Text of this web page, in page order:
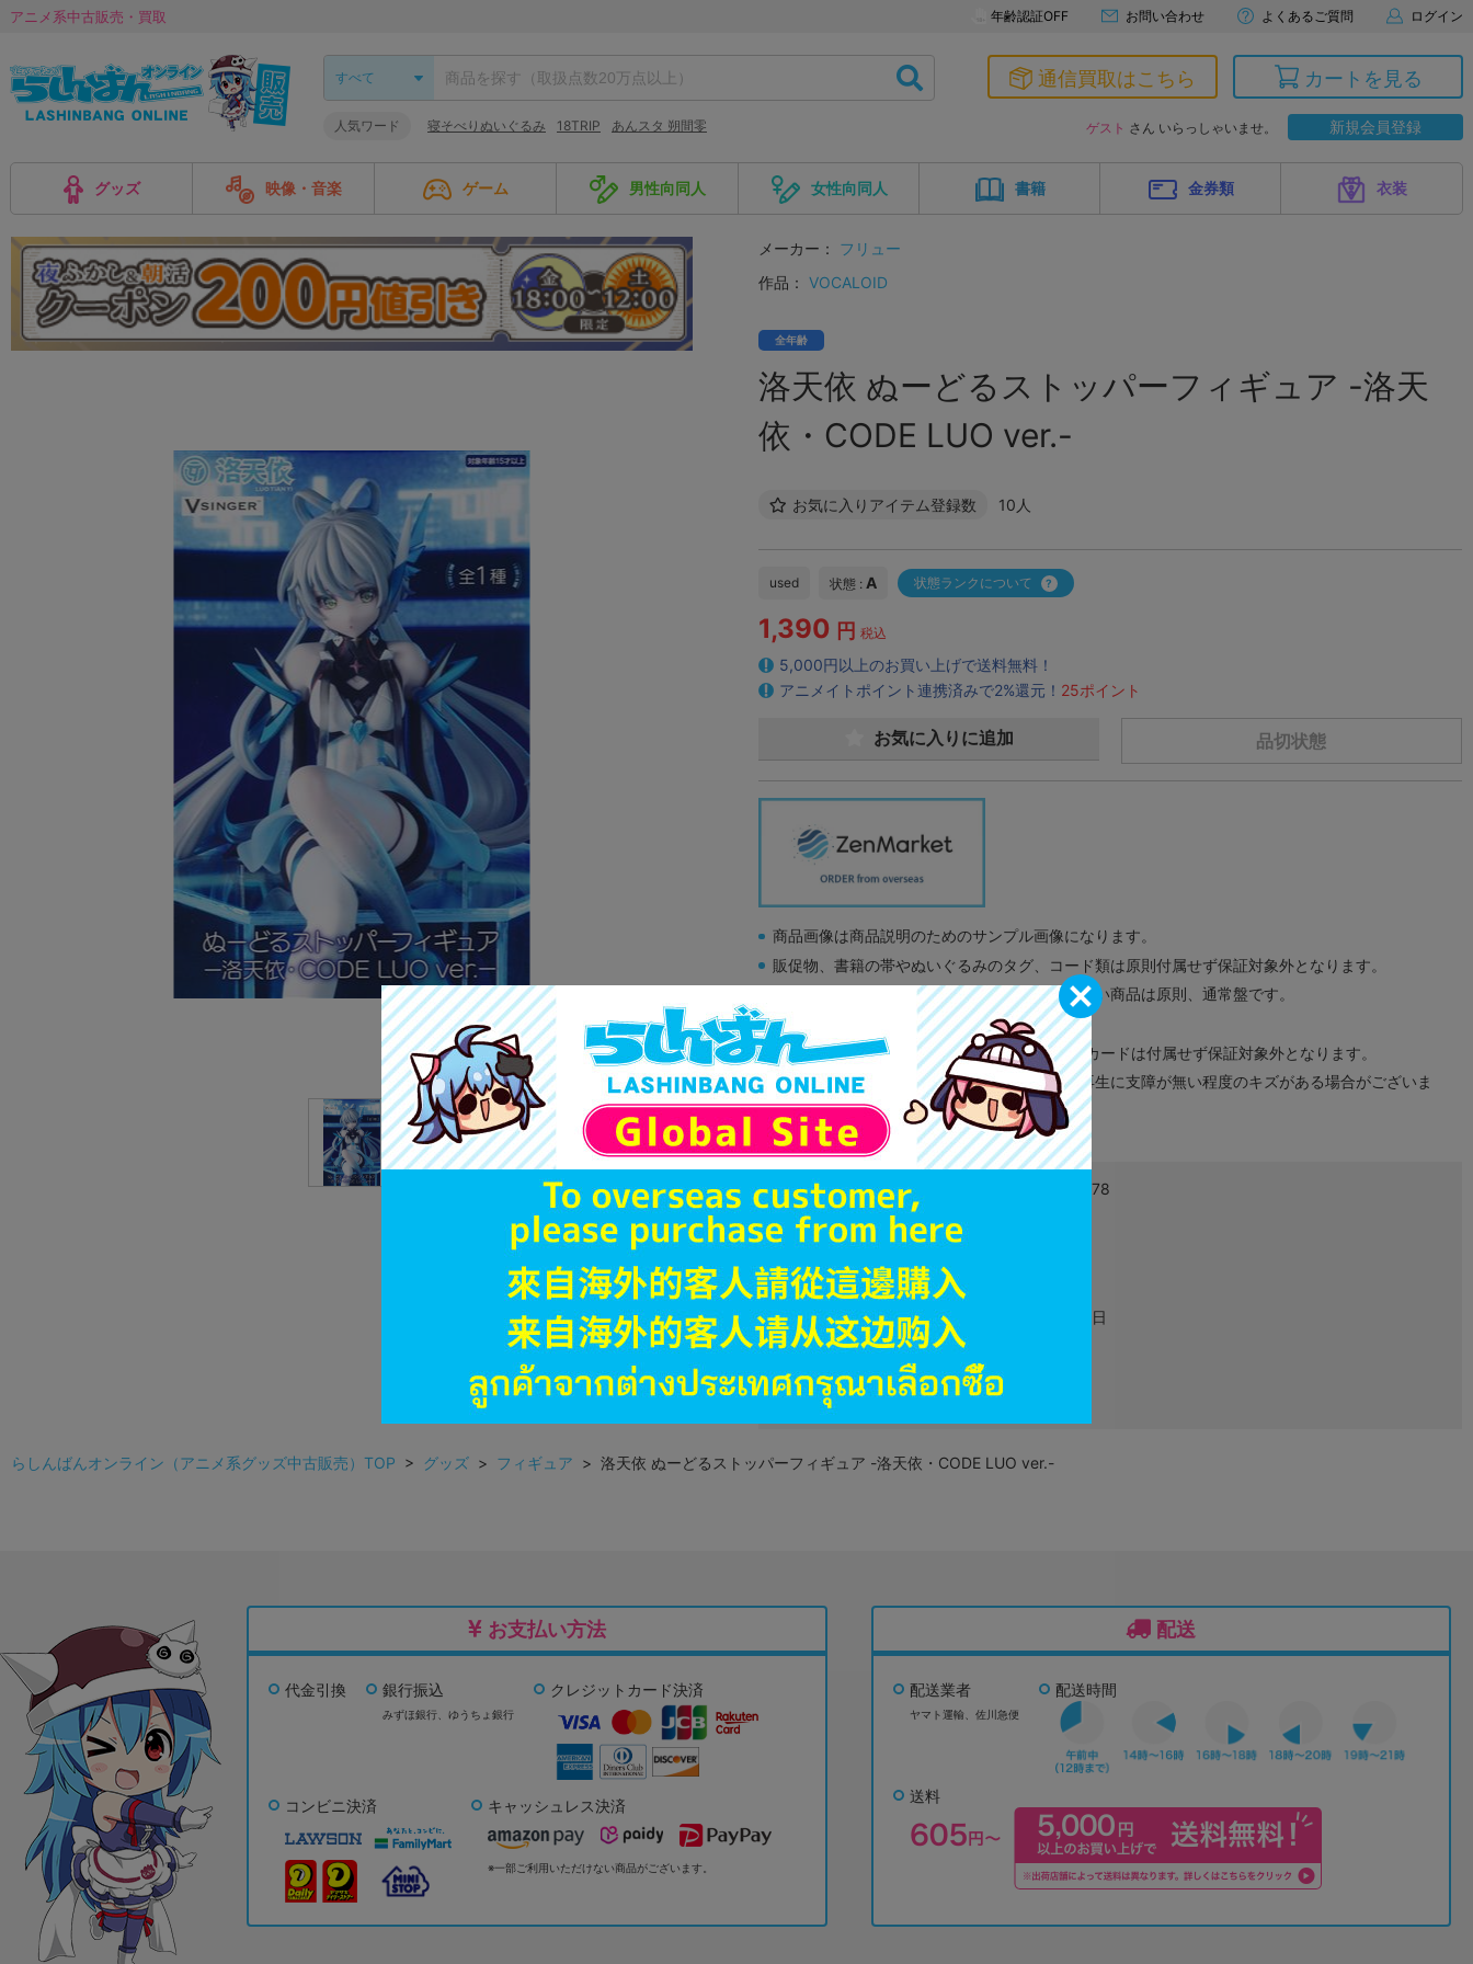
アニメ系中古販売・買取 年齢認証OFF お問い合わせ よくあるご質問 ログイン
人気ワード 寝そべりぬいぐるみ 18TRIP あんスタ 朔間零
通信買取はこちら カートを見る
ゲスト さん いらっしゃいませ。 新規会員登録
グッズ 映像・音楽 ゲーム 男性向同人 女性向同人 書籍 金券類 衣装
メーカー：
フリュー
作品： VOCALOID
全年齢
洛天依 ぬーどるストッパーフィギュア -洛天
依・CODE LUO ver.-
お気に入りアイテム登録数 10人
used 状態 : A 状態ランクについて
1,390 円 税込
5,000円以上のお買い上げで送料無料！
アニメイトポイント連携済みで2%還元！ 25ポイント
品切状態
お気に入りに追加
商品画像は商品説明のためのサンプル画像になります。
販促物、書籍の帯やぬいぐるみのタグ、コード類は原則付属せず保証対象外となります。
商品名や備考欄に特別な記載が無い限り取り扱い商品は原則、通常盤です。
「電池」は原則として保証対象外となります。
ゲーム機本体には、SDカードなどのメモリーカードは付属せず保証対象外となります。
ディスク類の読み取り面のキズに関しまして再生に支障が無い程度のキズがある場合がございま
す。
※詳細につきましてはコチラ
JANコード 4582702275178
商品番号
商品カテゴリ
発売日 2024年11月10日
種別
発売イベント
らしんばんオンライン（アニメ系グッズ中古販売）TOP > グッズ > フィギュア > 洛天依 ぬーどるストッパーフィギュア -洛天依・CODE LUO ver.-
お支払い方法
代金引換 銀行振込
みずほ銀行、 ゆうちょ銀行
クレジットカード決済
コンビニ決済 キャッシュレス決済
※一部ご利用いただけない商品がございます。
配送
配送業者
ヤマト運輸、佐川急便
配送時間
送料